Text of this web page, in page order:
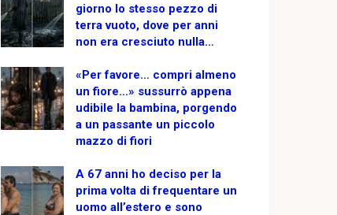
giorno lo stesso pezzo di
terra vuoto, dove per anni
non era cresciuto nulla…
«Per favore… compri almeno
un fiore…» sussurrò appena
udibile la bambina, porgendo
a un passante un piccolo
mazzo di fiori
A 67 anni ho deciso per la
prima volta di frequentare un
uomo all’estero e sono